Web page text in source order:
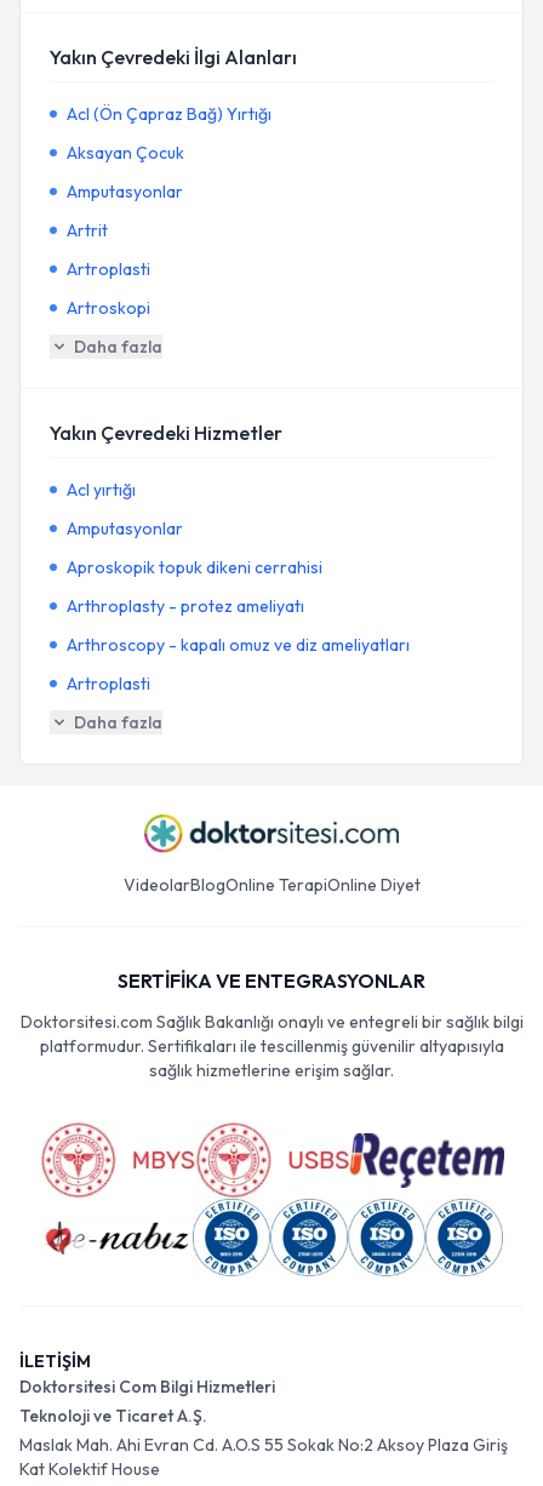
Yakın Çevredeki İlgi Alanları
Acl (Ön Çapraz Bağ) Yırtığı
Aksayan Çocuk
Amputasyonlar
Artrit
Artroplasti
Artroskopi
Daha fazla
Yakın Çevredeki Hizmetler
Acl yırtığı
Amputasyonlar
Aproskopik topuk dikeni cerrahisi
Arthroplasty - protez ameliyatı
Arthroscopy - kapalı omuz ve diz ameliyatları
Artroplasti
Daha fazla
VideolarBlogOnline TerapiOnline Diyet
SERTİFİKA VE ENTEGRASYONLAR
Doktorsitesi.com Sağlık Bakanlığı onaylı ve entegreli bir sağlık bilgi
platformudur. Sertifikaları ile tescillenmiş güvenilir altyapısıyla
sağlık hizmetlerine erişim sağlar.
İLETİŞİM
Doktorsitesi Com Bilgi Hizmetleri
Teknoloji ve Ticaret A.Ş.
Maslak Mah. Ahi Evran Cd. A.O.S 55 Sokak No:2 Aksoy Plaza Giriş
Kat Kolektif House